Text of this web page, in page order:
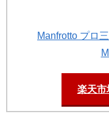
Manfrotto プロ
楽天市